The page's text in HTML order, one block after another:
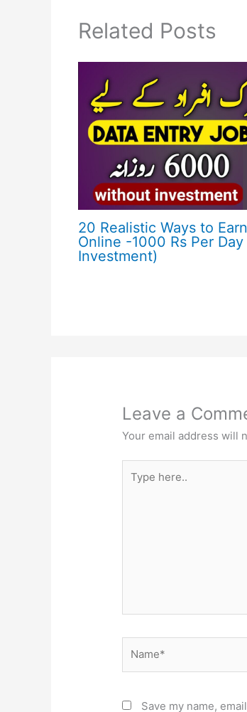
Related Posts
20 Realistic Ways to
Online -1000 Rs Per Day
Investment)
Leave a
Your email address will
here..
Save my name,